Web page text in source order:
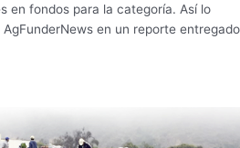
en fondos para la categoría. Así lo
en un reporte entregado